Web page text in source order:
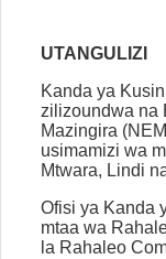
UTANGULIZI
Kanda ya
zilizoundwa na
Mazingira
usimamizi wa
Mtwara, Lindi
Ofisi ya Kanda
mtaa wa
la Rahaleo